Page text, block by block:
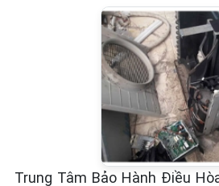
Trung Tâm Bảo Hành Điều